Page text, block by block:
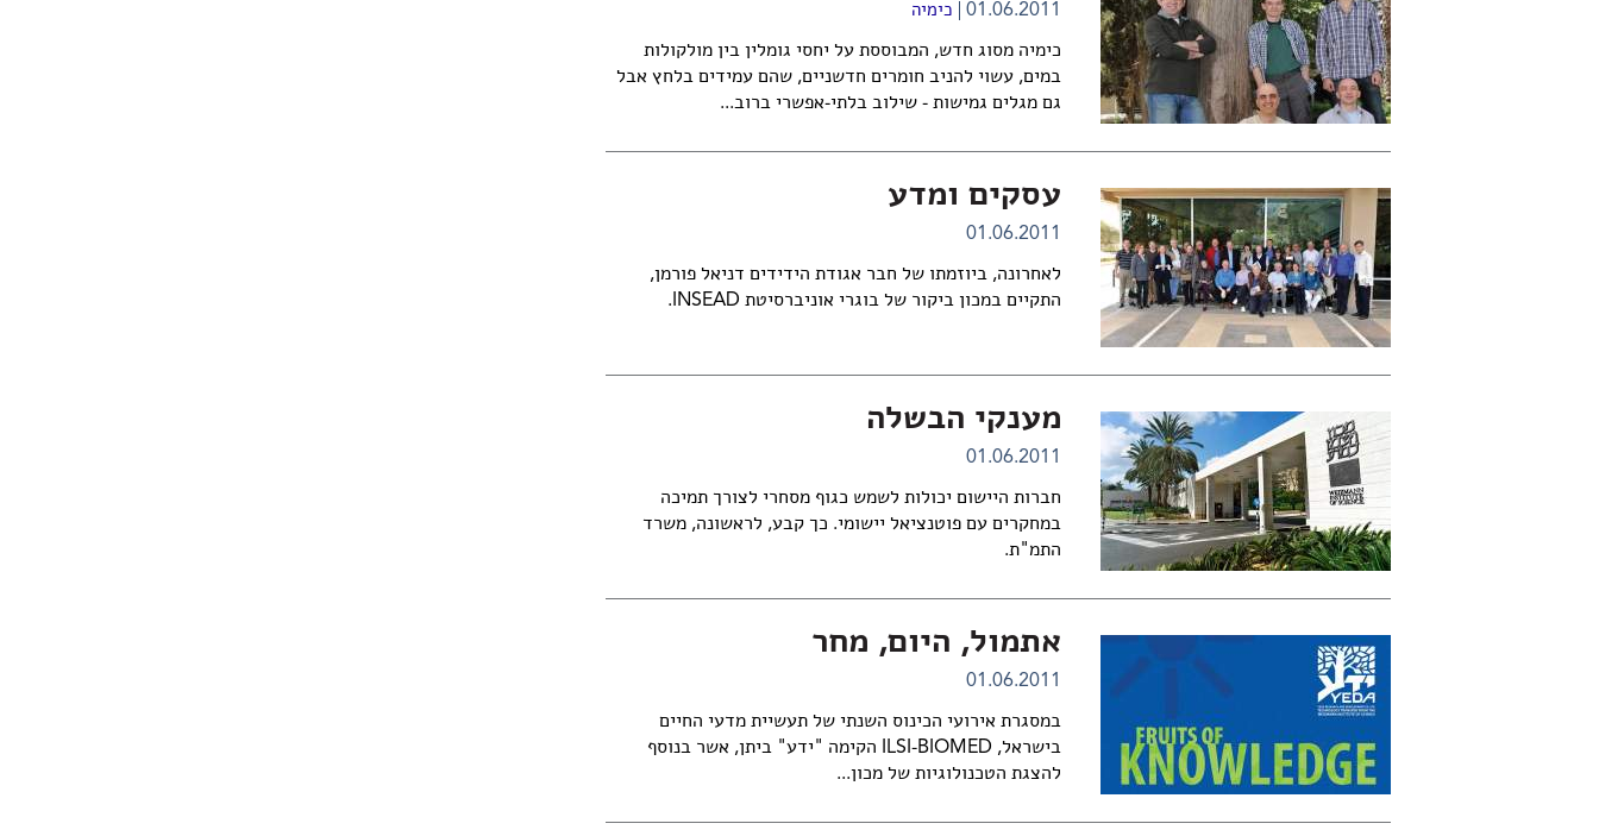
01.06.2011 כימיה
כימיה מסוג חדש, המבוססת על יחסי גומלין בין מולקולות
במים, עשוי להניב חומרים חדשניים, שהם עמידים בלחץ אבל
גם מגלים גמישות - שילוב בלתי-אפשרי ברוב...
עסקים ומדע
01.06.2011
לאחרונה, ביוזמתו של חבר אגודת הידידים דניאל פורמן,
התקיים במכון ביקור של בוגרי אוניברסיטת INSEAD.
מענקי הבשלה
01.06.2011
חברות היישום יכולות לשמש כגוף מסחרי לצורך תמיכה
במחקרים עם פוטנציאל יישומי. כך קבע, לראשונה, משרד
התמ"ת.
אתמול, היום, מחר
01.06.2011
במסגרת אירועי הכינוס השנתי של תעשיית מדעי החיים
בישראל, ILSI-BIOMED הקימה "ידע" ביתן, אשר בנוסף
להצגת הטכנולוגיות של מכון...